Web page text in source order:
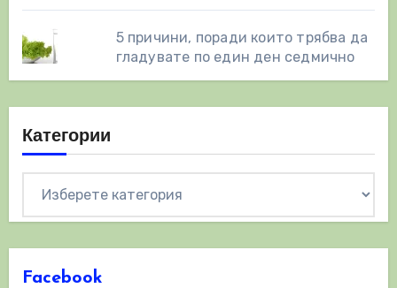
5 причини, поради които трябва да
гладувате по един ден седмично
Категории
Facebook